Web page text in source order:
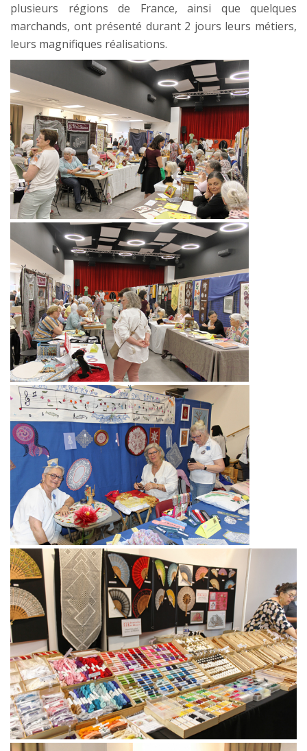
plusieurs régions de France, ainsi que quelques
marchands, ont présenté durant 2 jours leurs métiers,
leurs magnifiques réalisations.